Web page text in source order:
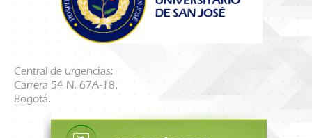
Central de urgencias:
Carrera 54 N. 67A-18.
Bogotá.